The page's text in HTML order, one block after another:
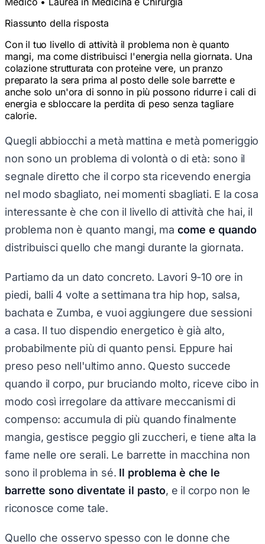
Riassunto della risposta
Con il tuo livello di attività il problema non è quanto
mangi, ma come distribuisci l'energia nella giornata. Una
colazione strutturata con proteine vere, un pranzo
preparato la sera prima al posto delle sole barrette e
anche solo un'ora di sonno in più possono ridurre i cali di
energia e sbloccare la perdita di peso senza tagliare
calorie.
Quegli abbiocchi a metà mattina e metà pomeriggio
non sono un problema di volontà o di età: sono il
segnale diretto che il corpo sta ricevendo energia
nel modo sbagliato, nei momenti sbagliati. E la cosa
interessante è che con il livello di attività che hai, il
problema non è quanto mangi, ma come e quando
distribuisci quello che mangi durante la giornata.
Partiamo da un dato concreto. Lavori 9-10 ore in
piedi, balli 4 volte a settimana tra hip hop, salsa,
bachata e Zumba, e vuoi aggiungere due sessioni
a casa. Il tuo dispendio energetico è già alto,
probabilmente più di quanto pensi. Eppure hai
preso peso nell'ultimo anno. Questo succede
quando il corpo, pur bruciando molto, riceve cibo in
modo così irregolare da attivare meccanismi di
compenso: accumula di più quando finalmente
mangia, gestisce peggio gli zuccheri, e tiene alta la
fame nelle ore serali. Le barrette in macchina non
sono il problema in sé. Il problema è che le
barrette sono diventate il pasto , e il corpo non le
riconosce come tale.
Quello che osservo spesso con le donne che